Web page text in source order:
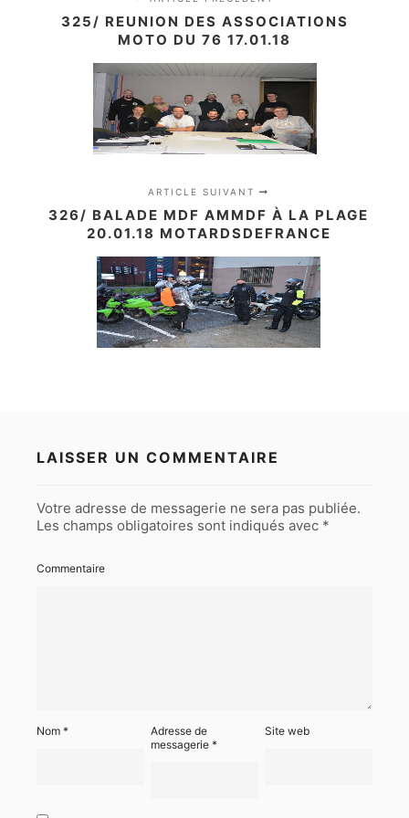
325/ REUNION DES ASSOCIATIONS
MOTO DU 76 17.01.18
ARTICLE SUIVANT
326/ BALADE MDF AMMDF À LA PLAGE
20.01.18 MOTARDSDEFRANCE
LAISSER UN COMMENTAIRE
Votre adresse de messagerie ne sera pas publiée.
Les champs obligatoires sont indiqués avec *
Commentaire
Nom *
Adresse de
messagerie*
Site web